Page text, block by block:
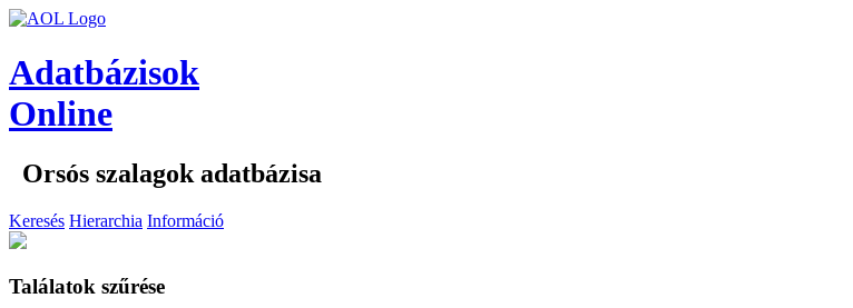
Adatbázisok
Online
Orsós szalagok adatbázisa
Keresés Hierarchia Információ
Találatok szűrése